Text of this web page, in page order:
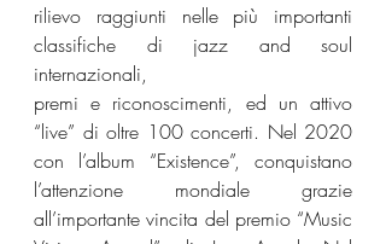
rilievo raggiunti nelle più importanti
classifiche di jazz and soul
internazionali,
premi e riconoscimenti, ed un attivo
“live” di oltre 100 concerti. Nel 2020
con l’album “Existence”, conquistano
l’attenzione mondiale grazie
all’importante vincita del premio “Music